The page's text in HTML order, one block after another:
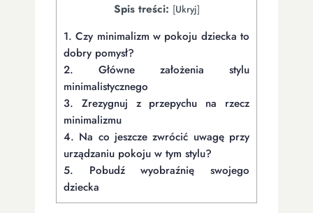
Spis treści: [Ukryj]
1. Czy minimalizm w pokoju dziecka to
dobry pomysł?
2. Główne założenia stylu
minimalistycznego
3. Zrezygnuj z przepychu na rzecz
minimalizmu
4. Na co jeszcze zwrócić uwagę przy
urządzaniu pokoju w tym stylu?
5. Pobudź wyobraźnię swojego
dziecka